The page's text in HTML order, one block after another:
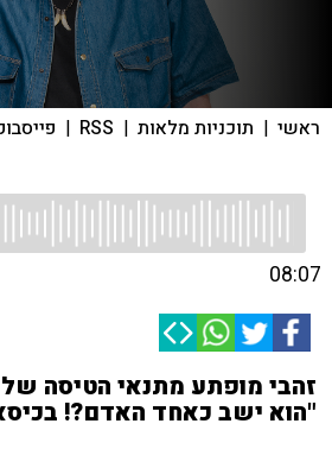
ראשי | תוכניות מלאות |
RSS
|
08:07
זהבי מופתע מתנאי הטיסה
"הוא ישב כאחד האדם?!